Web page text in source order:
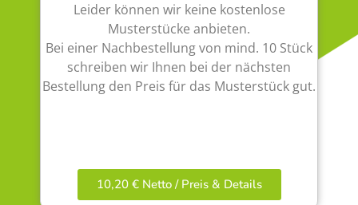
Leider können wir keine kostenlose
Musterstücke anbieten.
Bei einer Nachbestellung von mind. 10 Stück
schreiben wir Ihnen bei der nächsten
Bestellung den Preis für das Musterstück gut.
10,20 € Netto / Preis & Details